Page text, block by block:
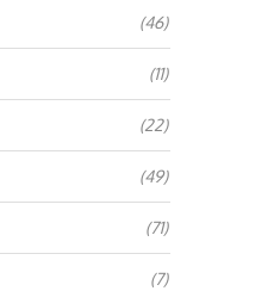
(46)
(11)
(22)
(49)
(71)
(7)